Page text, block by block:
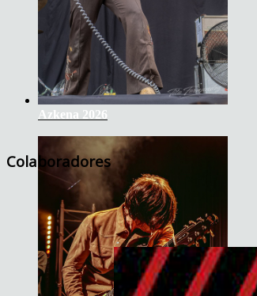
Azkena 2026
Colaboradores